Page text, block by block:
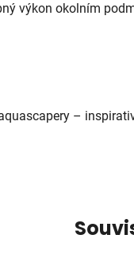
výkon okolním
–